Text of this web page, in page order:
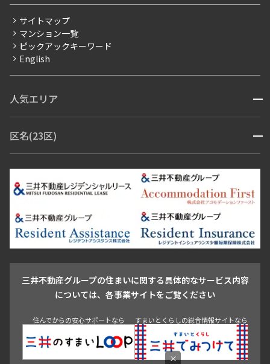
賃料改定
フリーレント
ペット可
ブランドマンション
サイトマップ
マンション一覧
ピックアックキーワード
English
人気エリア 開閉
青山・表参道・原宿
市ヶ谷・神楽坂・飯田橋
三田・芝・浜松町
芝浦・汐留・品川
月島・勝どき・豊洲
本郷・春日・小石川
目白・高田馬場・早稲田
池尻大橋・三軒茶屋
祐天寺・学芸大学・自由が丘
駒沢・用賀・二子玉川
成城・砧
池袋・板橋・王子
青山 渋谷 東京・大手町 新宿 品川
目黒・中目黒
区名(23区) 開閉
江東区 台東区 墨田区
中野区
豊島区
杉並区 板橋区 練馬区 荒川区
足立区
葛飾区
江戸川区
三井不動産グループの住まいに関する具体的なサービス内容
については、各事業サイトをご覧ください
住んでからの安心サポートなら すまいとくらしの総合情報サイトなら
×